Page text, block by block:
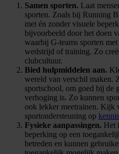
Samen sporten. Laat
sporten. Zoals bij Running
met én zonder visuele
bijvoorbeeld door het doen
waarbij G-teams sporten
wedstrijd of training. Zo
clubcultuur.
Bied hulpmiddelen aan.
wereld van verschil maken.
sportschool, om goed bij de
verhoging is. Zo kunnen
ook lekker meetrainen. Kijk
sportondersteuning op
Fysieke aanpassingen. Het
beperking op een
betreden en kunnen